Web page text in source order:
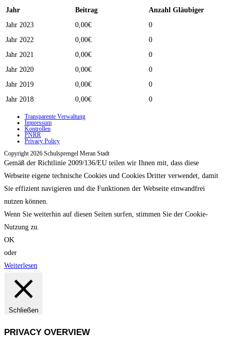
Jahr Beitrag
Anzahl Gläubiger
Jahr 2023
0,00€
0
Jahr 2022
0,00€
0
Jahr 2021
0,00€
0
Jahr 2020
0,00€
0
Jahr 2019
0,00€
0
Jahr 2018
0,00€ 0
Transparente Verwaltung
Impressum
Kontrollen
PNRR
Privacy Policy
Copyright 2026 Schulsprengel Meran Stadt
Gemäß der Richtlinie 2009/136/EU teilen wir Ihnen mit, dass diese
Webseite eigene technische Cookies und Cookies Dritter verwendet, damit
Sie effizient navigieren und die Funktionen der Webseite einwandfrei
nutzen können.
Wenn Sie weiterhin auf diesen Seiten surfen, stimmen Sie der Cookie-
Nutzung zu.
OK
oder
Weiterlesen
Schließen
PRIVACY OVERVIEW